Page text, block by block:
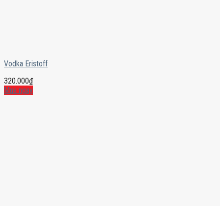
Vodka Eristoff
320.000₫
Mua ngay